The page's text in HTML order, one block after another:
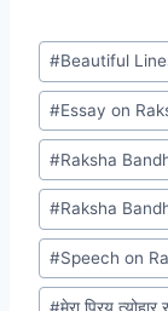
Post
Tags:
#Beautiful
#Essay on
#Raksha
#Raksha
#Speech on
#मेरा प्रिय त्योहार